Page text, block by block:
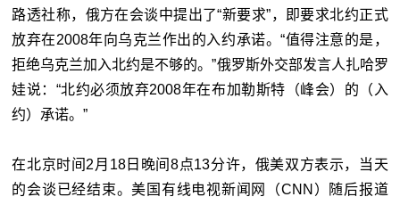
路透社称，俄方在会谈中提出了“新要求”，即要求北约正式
放弃在2008年向乌克兰作出的入约承诺。“值得注意的是，
拒绝乌克兰加入北约是不够的。”俄罗斯外交部发言人扎哈罗
娃说：“北约必须放弃2008年在布加勒斯特（峰会）的（入
约）承诺。”
在北京时间2月18日晚间8点13分许，俄美双方表示，当天
的会谈已经结束。美国有线电视新闻网（CNN）随后报道